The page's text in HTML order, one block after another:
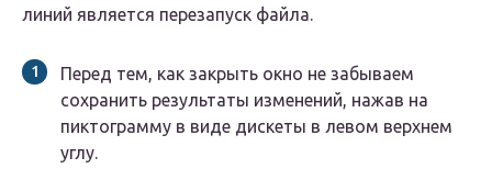
линий является перезапуск файла.
Перед тем, как закрыть окно не забываем
сохранить результаты изменений, нажав на
пиктограмму в виде дискеты в левом верхнем
углу.